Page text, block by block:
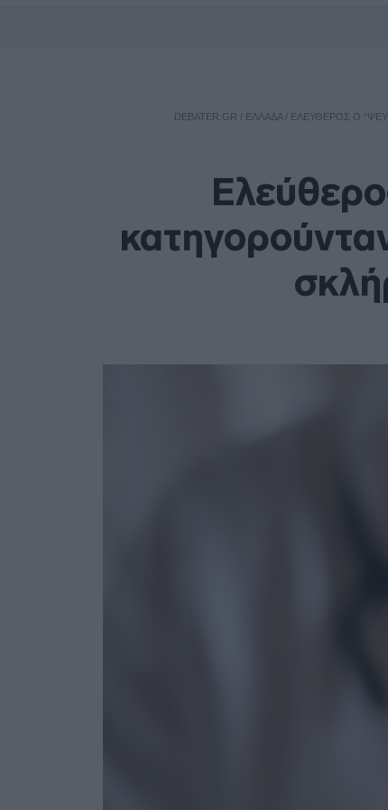
DEBATER.GR / ΕΛΛΑΔΑ/ ΕΛΕΎΘΕΡΟΣ Ο